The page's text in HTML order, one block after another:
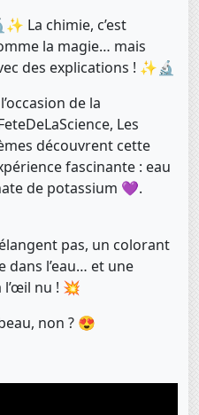
La chimie, c’est
la magie… mais
des explications ! ✨🔬
de la
Les
découvrent cette
fascinante : eau
de potassium 💜.
pas, un colorant
dans l’eau… et une
nu ! 💥
non ? 😍